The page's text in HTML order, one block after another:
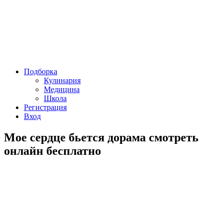
Подборка
Кулинария
Медицина
Школа
Регистрация
Вход
Мое сердце бьется дорама смотреть
онлайн бесплатно